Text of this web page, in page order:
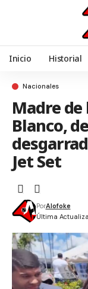
Inicio Historial
Nacionales
Madre de
Blanco,
Jet Set
Última
PorAlofoke